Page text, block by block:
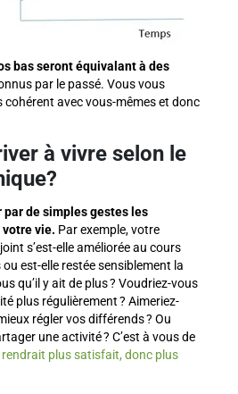
bas seront équivalant à des
par le passé. Vous vous
cohérent avec vous-mêmes et donc
à vivre selon le
par de simples gestes les
vie. Par exemple, votre
s’est-elle améliorée au cours
est-elle restée sensiblement la
qu’il y ait de plus ? Voudriez-vous
plus régulièrement ? Aimeriez-
régler vos différends ? Ou
une activité ? C’est à vous de
plus satisfait, donc plus